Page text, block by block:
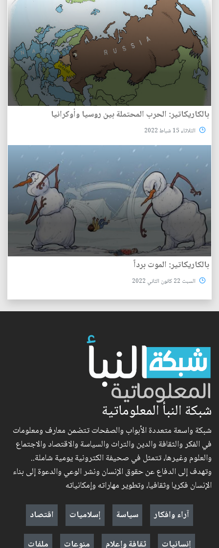
بالكاريكاتير: الحرب المحتملة بين روسيا وأوكرانيا
الثلاثاء 15 شباط 2022
بالكاريكاتير: الموت برداً
السبت 22 كانون الثاني 2022
شبكة النبأ المعلوماتية
شبكة واسعة متعددة الأبواب والصفحات تتضمن معارف ومعلومات
في الفكر والثقافة والدين والتراث والسياسة والاقتصاد والاجتماع
والعلوم وغيرها، تتمثل في صحيفة الكترونية يومية شاملة..
وتهدف إلى الدفاع عن حقوق الإنسان ونشر الوعي والدعوة إلى بناء
الإنسان فكريا وثقافيا، وتطوير مهاراته وإمكانياته
آراء وافكار
سياسة إسلاميات
اقتصاد
إنسانيات
ثقافة وإعلام منوعات ملفات